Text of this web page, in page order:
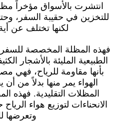
انتشرت بالأسواق مؤخراً
للتخزين في حقيبة السفر،
لكنها تختلف عن
فهذه المظلة المخصصة
الطبيعية المليئة بالأشجار
بأنها مقاومة للرياح،
الهواء يمر منها بدلاً من
المظلات التقليدية. فهذه
الانحناءات لتوزيع هواء
وتعرضها